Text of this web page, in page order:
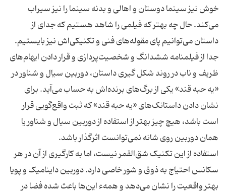
خوش نیز سینما دوستان و اهالی و بدنه سینما را نیز سیراب
می‌کند. حال چه بهتر که فیلمی را شاهد هستیم که جدای از
جدا از فیلمنامه ششدانگ و شخصیت‌پردازی و قرار دادن ایهام‌های
ظریف و ناب در روند شکل گیری داستان، دوربین سیال و شناور در
«یه حبه قند» یکی از برگ‌های برنده‌اش به حساب می‌آید. برای
نشان دادن داستانک‌های «یه حبه قند» که ثبت واقع‌گویی قرار
است باشد، هیچ چیز بهتر از استفاده از دوربین سیال و شناور یا‌‌
استفاده از این تکنیک شق‌القمر نیست، اما به کارگیری از آن در هر
سکانس احتیاج به ذوق و شور خاصی دارد. دوربین داینامیک و پویا
بهتر واقعیت را نشان می‌دهد و همهء این‌ها باعث شده فضا در